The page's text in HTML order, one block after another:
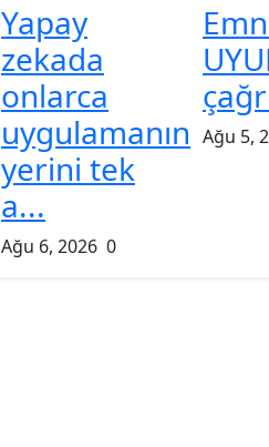
Yapay
zekada
onlarca
uygulamanın
yerini tek
a...
Ağu 6, 2026 0
Ağu 5,